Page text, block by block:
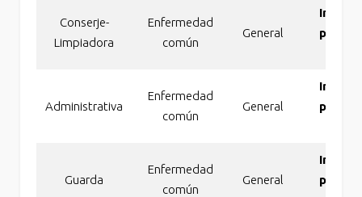
Conserje-
Limpiadora
Enfermedad
común
General
Administrativa
Enfermedad
común
General
Guarda
Enfermedad
común
General